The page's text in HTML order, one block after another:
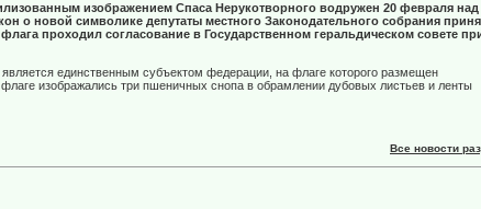
изображением Спаса Нерукотворного водружен 20 февраля над
о новой символике депутаты местного Законодательного собрания
проходил согласование в Государственном геральдическом совете
единственным субъектом федерации, на флаге которого размещен
изображались три пшеничных снопа в обрамлении дубовых листьев и ленты
Все новости